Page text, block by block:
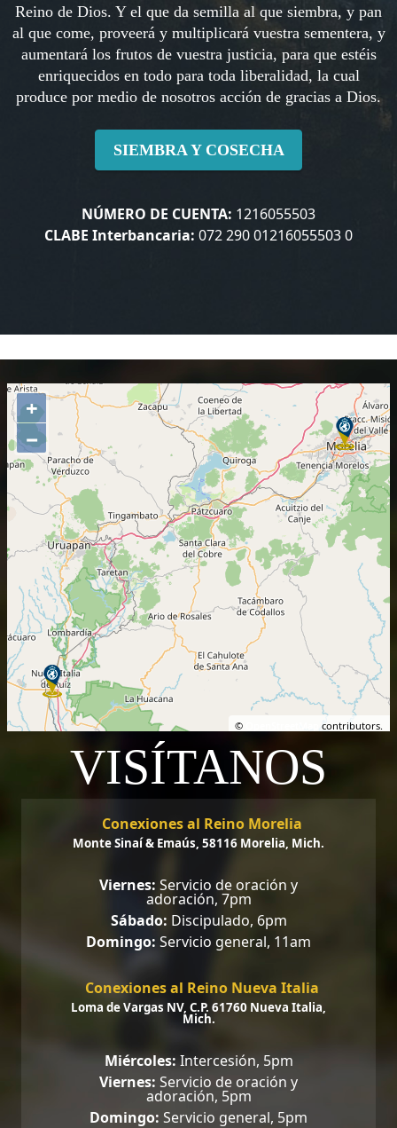
Reino de Dios. Y el que da semilla al que siembra, y pan
al que come, proveerá y multiplicará vuestra sementera, y
aumentará los frutos de vuestra justicia, para que estéis
enriquecidos en todo para toda liberalidad, la cual
produce por medio de nosotros acción de gracias a Dios.
SIEMBRA Y COSECHA
NÚMERO DE CUENTA: 1216055503
CLABE Interbancaria: 072 290 01216055503 0
+
−
© contributors.
VISÍTANOS
Conexiones al Reino Morelia
Monte Sinaí & Emaús, 58116 Morelia, Mich.
Viernes: Servicio de oración y
adoración, 7pm
Sábado: Discipulado, 6pm
Domingo: Servicio general, 11am
Conexiones al Reino Nueva Italia
Loma de Vargas NV, C.P. 61760 Nueva Italia,
Mich.
Miércoles:Intercesión, 5pm
Viernes: Servicio de oración y
adoración, 5pm
Domingo: Servicio general, 5pm